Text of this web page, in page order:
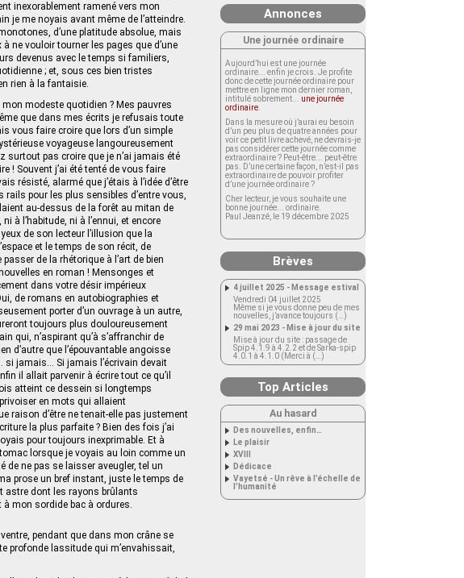
inexorablement ramené vers mon
je me noyais avant même de l’atteindre.
d’une platitude absolue, mais
ne vouloir tourner les pages que d’une
devenus avec le temps si familiers,
; et, sous ces bien tristes
rien à la fantaisie.
modeste quotidien ? Mes pauvres
que dans mes écrits je refusais toute
vous faire croire que lors d’un simple
voyageuse langoureusement
surtout pas croire que je n’ai jamais été
! Souvent j’ai été tenté de vous faire
résisté, alarmé que j’étais à l’idée d’être
pour les plus sensibles d’entre vous,
au-dessus de la forêt au mitan de
à l’habitude, ni à l’ennui, et encore
de son lecteur l’illusion que la
et le temps de son récit, de
de la rhétorique à l’art de bien
en roman ! Mensonges et
dans votre désir impérieux
de romans en autobiographies et
porter d’un ouvrage à un autre,
toujours plus douloureusement
qui, n’aspirant qu’à s’affranchir de
d’autre que l’épouvantable angoisse
si jamais… Si jamais l’écrivain devait
il allait parvenir à écrire tout ce qu’il
atteint ce dessein si longtemps
en mots qui allaient
raison d’être ne tenait‑elle pas justement
la plus parfaite ? Bien des fois j’ai
pour toujours inexprimable. Et à
lorsque je voyais au loin comme un
de ne pas se laisser aveugler, tel un
prose un bref instant, juste le temps de
astre dont les rayons brûlants
mon sordide bac à ordures.
pendant que dans mon crâne se
profonde lassitude qui m’envahissait,
Annonces
Une journée ordinaire
Aujourd’hui est une journée
ordinaire... enfin je crois. Je profite
donc de cette journée ordinaire pour
mettre en ligne mon dernier roman,
intitulé sobrement... une journée
ordinaire
Dans la mesure où j’aurai eu besoin
d’un peu plus de quatre années pour
voir ce petit livre achevé, ne devrais-je
pas considérer cette journée comme
extraordinaire ? Peut-être... peut-être
pas. D’une certaine façon, n’est-il pas
extraordinaire de pouvoir profiter
d’une journée ordinaire ?
Cher lecteur, je vous souhaite une
bonne journée... ordinaire.
Paul Jeanzé, le 19 décembre 2025
Brèves
4 juillet 2025 - Message estival
Vendredi 04 juillet 2025
Même si je vous donne peu de mes
nouvelles, j’avance toujours (…)
29 mai 2023 - Mise à jour du site
Mise à jour du site : passage de
Spip 4.1.9 à 4.2.2 et de Sarka-spip
4.0.1 à 4.1.0 (Merci à (…)
Top Articles
Au hasard
Des nouvelles, enfin…
Le plaisir
XVIII
Dédicace
Vayetsé - Un rêve à l’échelle de
l’humanité